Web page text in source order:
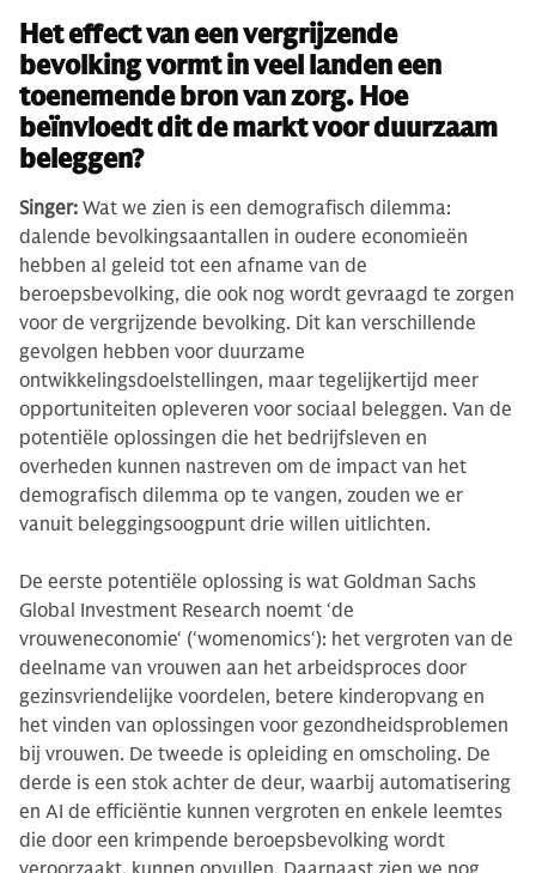
Het effect van een vergrijzende
bevolking vormt in veel landen een
toenemende bron van zorg. Hoe
beïnvloedt dit de markt voor duurzaam
beleggen?
Singer: Wat we zien is een demografisch dilemma:
dalende bevolkingsaantallen in oudere economieën
hebben al geleid tot een afname van de
beroepsbevolking, die ook nog wordt gevraagd te zorgen
voor de vergrijzende bevolking. Dit kan verschillende
gevolgen hebben voor duurzame
ontwikkelingsdoelstellingen, maar tegelijkertijd meer
opportuniteiten opleveren voor sociaal beleggen. Van de
potentiële oplossingen die het bedrijfsleven en
overheden kunnen nastreven om de impact van het
demografisch dilemma op te vangen, zouden we er
vanuit beleggingsoogpunt drie willen uitlichten.
De eerste potentiële oplossing is wat Goldman Sachs
Global Investment Research noemt ‘de
vrouweneconomie‘ (‘womenomics‘): het vergroten van de
deelname van vrouwen aan het arbeidsproces door
gezinsvriendelijke voordelen, betere kinderopvang en
het vinden van oplossingen voor gezondheidsproblemen
bij vrouwen. De tweede is opleiding en omscholing. De
derde is een stok achter de deur, waarbij automatisering
en AI de efficiëntie kunnen vergroten en enkele leemtes
die door een krimpende beroepsbevolking wordt